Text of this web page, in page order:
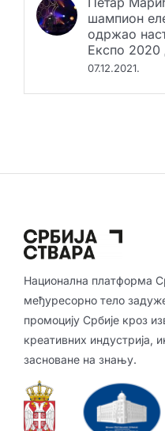
Петар
шампион
одржао
Експо 2020
07.12.2021.
Национална платформа
међуресорно тело
промоцију Србије кроз
креативних индустрија,
засноване на знању.